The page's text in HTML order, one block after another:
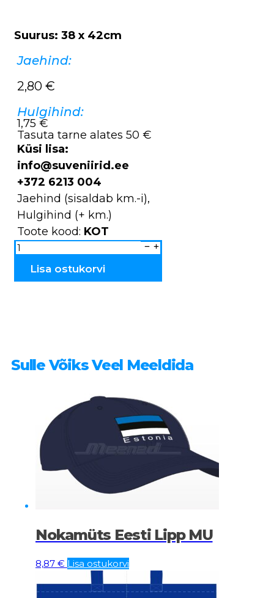
Suurus: 38 x 42cm
Jaehind:
2,80 €
Hulgihind:
1,75 €
Tasuta tarne alates 50 €
Küsi lisa:
info@suveniirid.ee
+372 6213 004
Jaehind (sisaldab km.-i),
Hulgihind (+ km.)
Toote kood: KOT
Ostukott
KOT
Hall
Lisa ostukorvi
Sulle Võiks Veel Meeldida
Nokamüts Eesti Lipp MU
8,87 € Lisa ostukorvi